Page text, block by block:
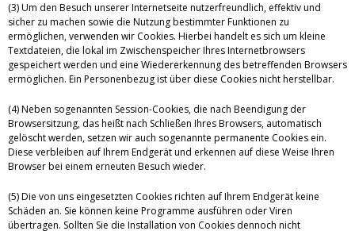
(3) Um den Besuch unserer Internetseite nutzerfreundlich, effektiv und
sicher zu machen sowie die Nutzung bestimmter Funktionen zu
ermöglichen, verwenden wir Cookies. Hierbei handelt es sich um kleine
Textdateien, die lokal im Zwischenspeicher Ihres Internetbrowsers
gespeichert werden und eine Wiedererkennung des betreffenden Browsers
ermöglichen. Ein Personenbezug ist über diese Cookies nicht herstellbar.
(4) Neben sogenannten Session-Cookies, die nach Beendigung der
Browsersitzung, das heißt nach Schließen Ihres Browsers, automatisch
gelöscht werden, setzen wir auch sogenannte permanente Cookies ein.
Diese verbleiben auf Ihrem Endgerät und erkennen auf diese Weise Ihren
Browser bei einem erneuten Besuch wieder.
(5) Die von uns eingesetzten Cookies richten auf Ihrem Endgerät keine
Schäden an. Sie können keine Programme ausführen oder Viren
übertragen. Sollten Sie die Installation von Cookies dennoch nicht